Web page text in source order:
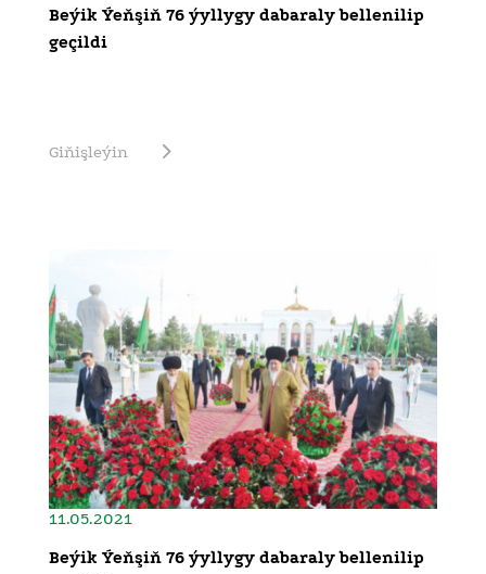
Beýik Ýeňşiň 76 ýyllygy dabaraly bellenilip
geçildi
Giňişleýin
11.05.2021
Beýik Ýeňşiň 76 ýyllygy dabaraly bellenilip